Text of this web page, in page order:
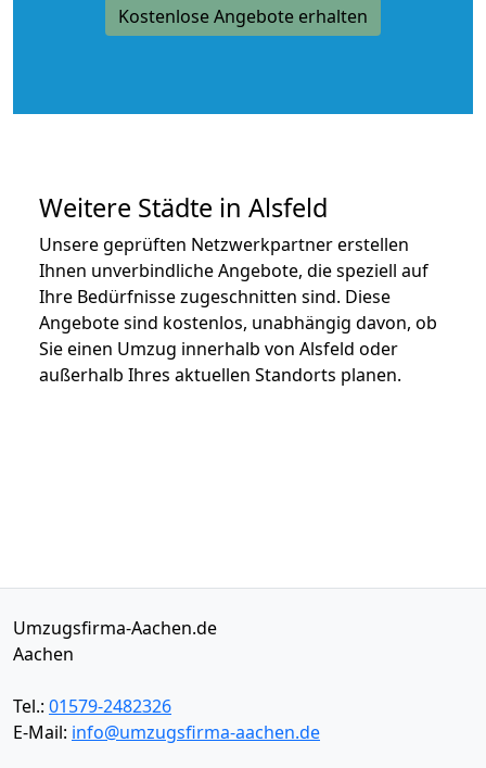
Kostenlose Angebote erhalten
Weitere Städte in Alsfeld
Unsere geprüften Netzwerkpartner erstellen
Ihnen unverbindliche Angebote, die speziell auf
Ihre Bedürfnisse zugeschnitten sind. Diese
Angebote sind kostenlos, unabhängig davon, ob
Sie einen Umzug innerhalb von Alsfeld oder
außerhalb Ihres aktuellen Standorts planen.
Umzugsfirma-Aachen.de
Aachen
Tel.: 01579-2482326
E-Mail: info@umzugsfirma-aachen.de